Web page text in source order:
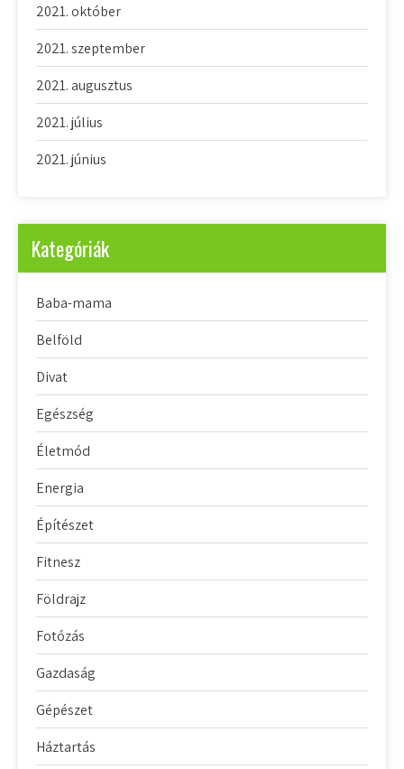
2021. október
2021. szeptember
2021. augusztus
2021. július
2021. június
Kategóriák
Baba-mama
Belföld
Divat
Egészség
Életmód
Energia
Építészet
Fitnesz
Földrajz
Fotózás
Gazdaság
Gépészet
Háztartás